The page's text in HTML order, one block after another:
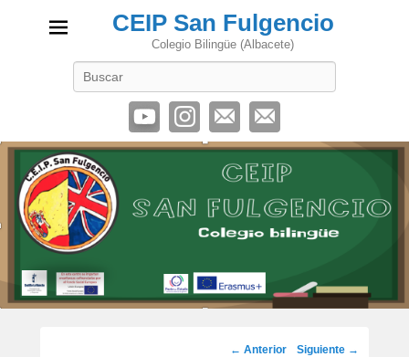
CEIP San Fulgencio
Colegio Bilingüe (Albacete)
Navegación
← Anterior Siguiente →